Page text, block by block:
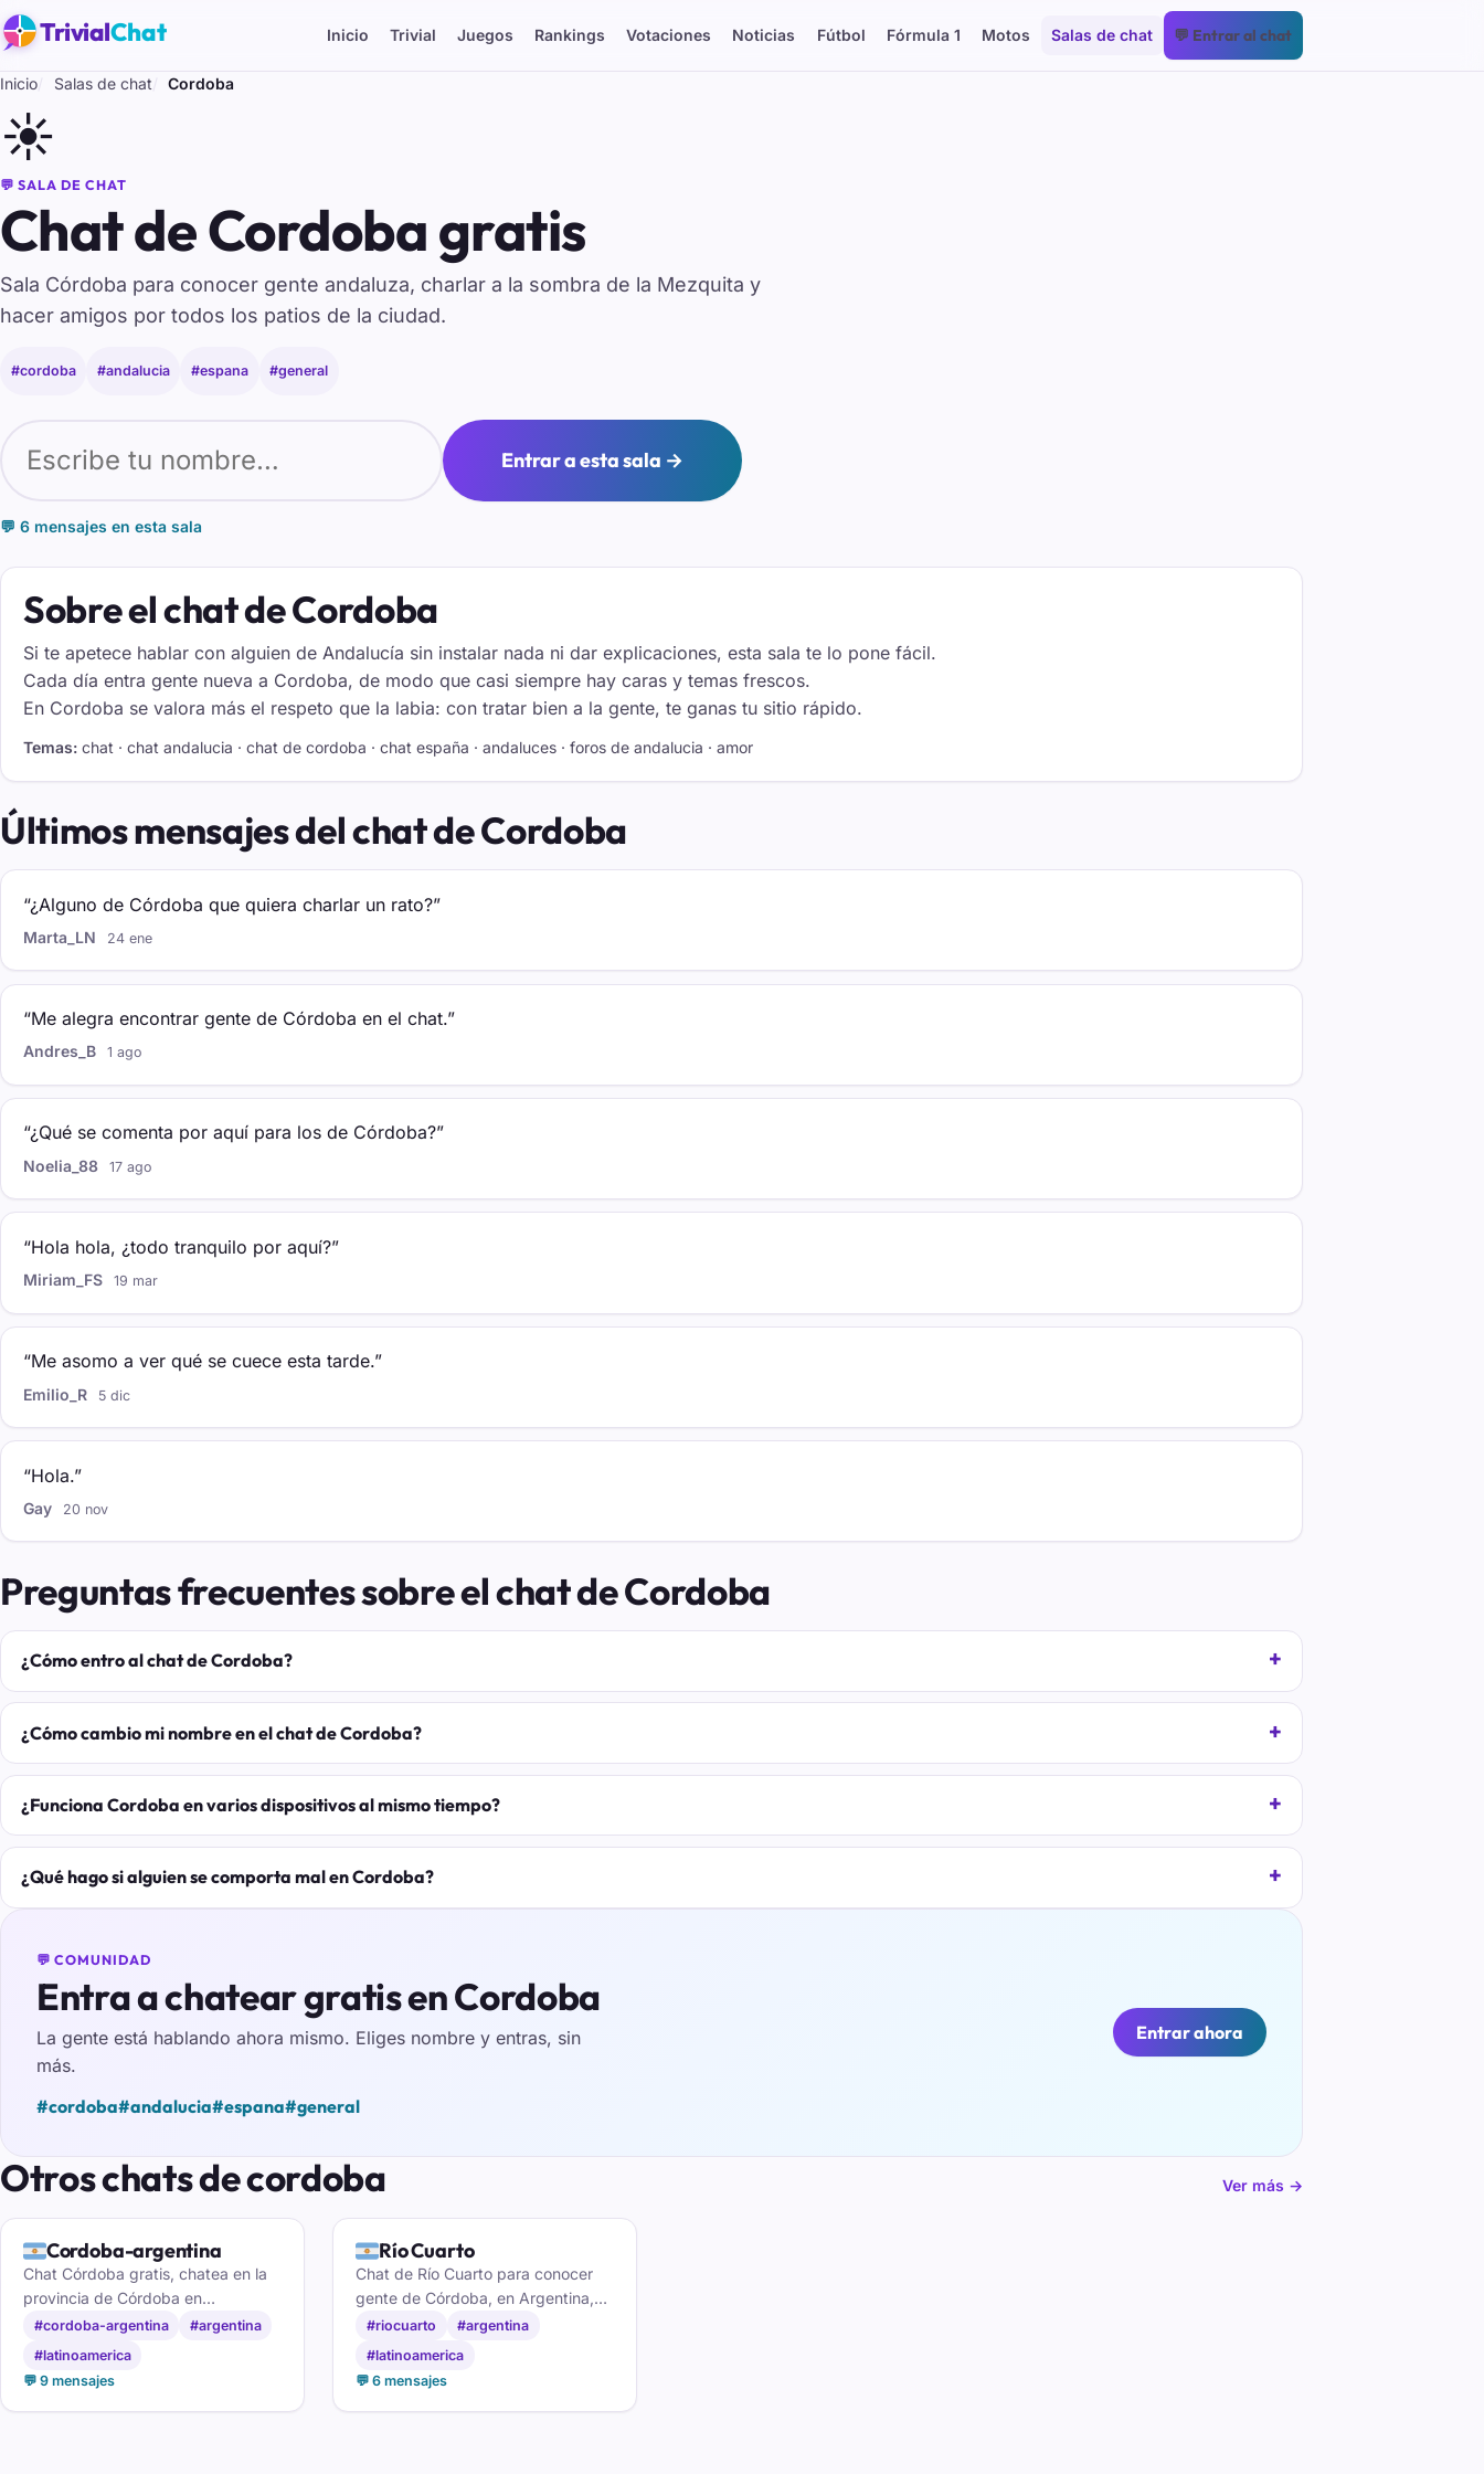
TrivialChat Inicio Trivial Juegos Rankings Votaciones Noticias Fútbol Fórmula 1 Motos Salas de chat 💬 Entrar al chat
Inicio Salas de chat Cordoba
☀️
💬 SALA DE CHAT
Chat de Cordoba gratis
Sala Córdoba para conocer gente andaluza, charlar a la sombra de la Mezquita y
hacer amigos por todos los patios de la ciudad.
#cordoba #andalucia #espana #general
Entrar a esta sala →
💬 6 mensajes en esta sala
Sobre el chat de Cordoba
Si te apetece hablar con alguien de Andalucía sin instalar nada ni dar explicaciones, esta sala te lo pone fácil.
Cada día entra gente nueva a Cordoba, de modo que casi siempre hay caras y temas frescos.
En Cordoba se valora más el respeto que la labia: con tratar bien a la gente, te ganas tu sitio rápido.
Temas: chat · chat andalucia · chat de cordoba · chat españa · andaluces · foros de andalucia · amor
Últimos mensajes del chat de Cordoba
“¿Alguno de Córdoba que quiera charlar un rato?”
Marta_LN 24 ene
“Me alegra encontrar gente de Córdoba en el chat.”
Andres_B 1 ago
“¿Qué se comenta por aquí para los de Córdoba?”
Noelia_88 17 ago
“Hola hola, ¿todo tranquilo por aquí?”
Miriam_FS 19 mar
“Me asomo a ver qué se cuece esta tarde.”
Emilio_R 5 dic
“Hola.”
Gay 20 nov
Preguntas frecuentes sobre el chat de Cordoba
¿Cómo entro al chat de Cordoba?
¿Cómo cambio mi nombre en el chat de Cordoba?
¿Funciona Cordoba en varios dispositivos al mismo tiempo?
¿Qué hago si alguien se comporta mal en Cordoba?
💬 COMUNIDAD
Entra a chatear gratis en Cordoba
La gente está hablando ahora mismo. Eliges nombre y entras, sin
más.
#cordoba#andalucia#espana#general
Entrar ahora
Otros chats de cordoba Ver más →
🇦🇷Cordoba-argentina
Chat Córdoba gratis, chatea en la
provincia de Córdoba en
Argentina.
#cordoba-argentina
#argentina
#latinoamerica
💬 9 mensajes
🇦🇷Río Cuarto
Chat de Río Cuarto para conocer
gente de Córdoba, en Argentina,
hacer amigos y ligar. En español,
gratis y sin registro, desde el móvil
o el ordenador.
#riocuarto
#argentina
#latinoamerica
💬 6 mensajes